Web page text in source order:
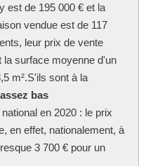
est de 195 000 € et la
vendue est de 117
leur prix de vente
la surface moyenne d'un
m².S'ils sont à la
bas
en 2020 : le prix
en effet, nationalement, à
3 700 € pour un